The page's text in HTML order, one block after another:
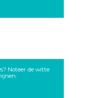
Noteer de witte